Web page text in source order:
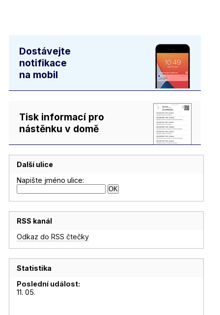
Dostávejte
notifikace
na mobil
Tisk informací pro
nástěnku v domě
Další ulice
Napište jméno ulice:
RSS kanál
Odkaz do RSS čtečky
Statistika
Poslední událost:
11. 05.